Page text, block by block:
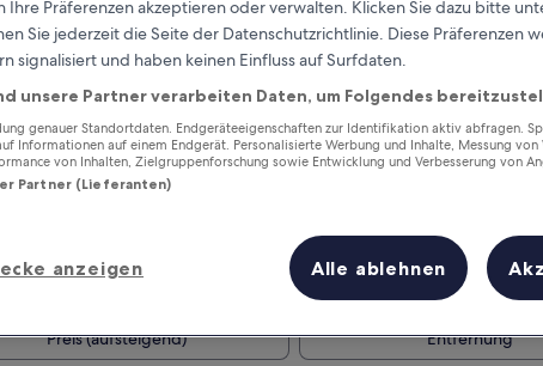
Verdiene Prämien für jede
wahrgenommene Übernachtung
Morgen
Nächstes
14. Aug. - 16. Aug.
Preis (aufsteigend) Entfernung
Ihre Präferenzen akzeptieren oder verwalten. Klicken Sie dazu bitte
Sie jederzeit die Seite der Datenschutzrichtlinie. Diese Präferenzen
signalisiert und haben keinen Einfluss auf Surfdaten.
unsere Partner verarbeiten Daten, um Folgendes
genauer Standortdaten. Endgeräteeigenschaften zur Identifikation aktiv abfragen.
Informationen auf einem Endgerät. Personalisierte Werbung und Inhalte, Messung von
von Inhalten, Zielgruppenforschung sowie Entwicklung und Verbesserung von
Partner (Lieferanten)
anzeigen Alle ablehnen